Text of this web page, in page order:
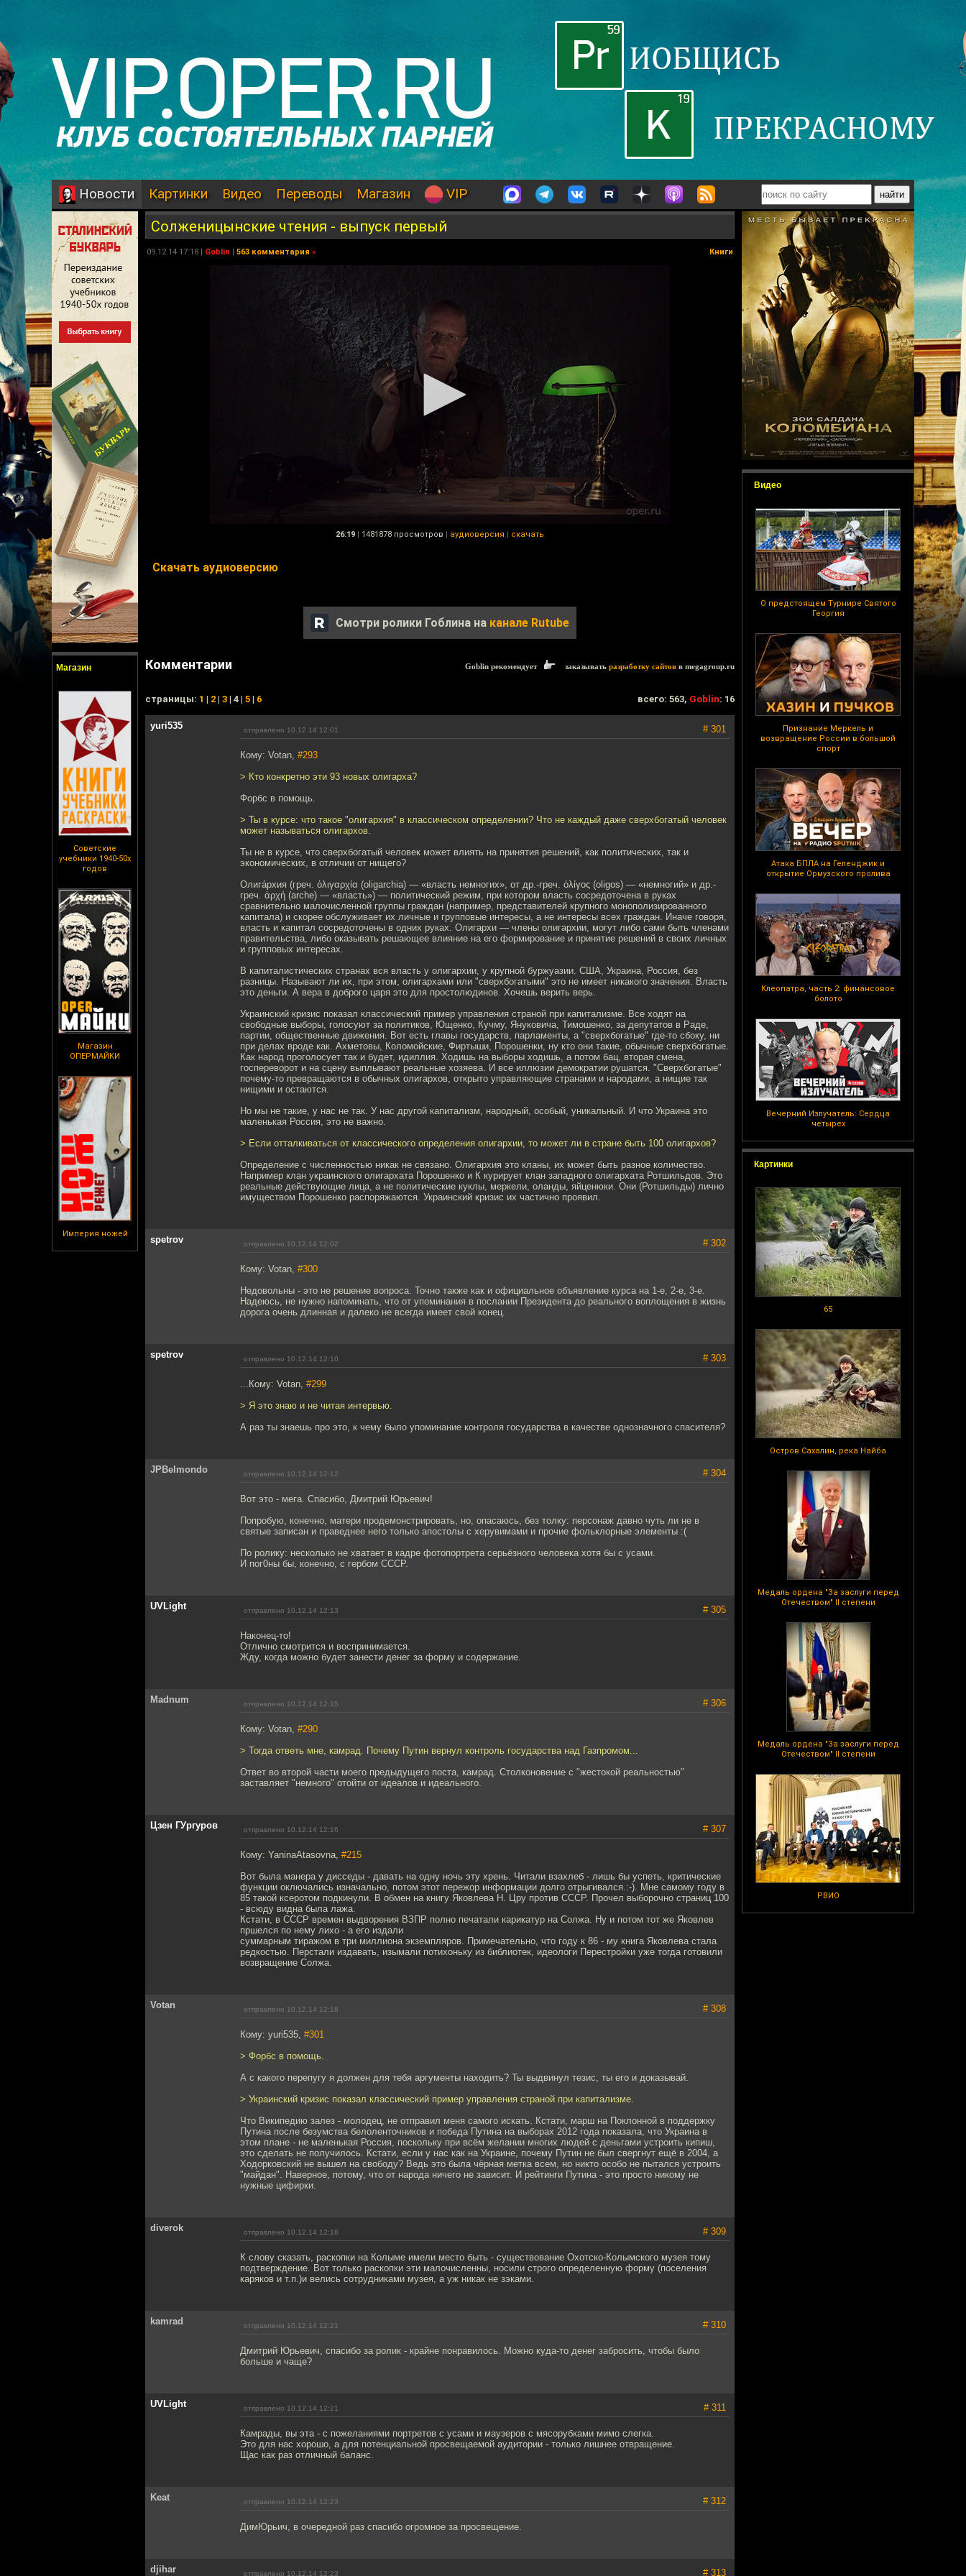
Новости Картинки Видео Переводы Магазин VIP
Магазин
Советские
учебники 1940-50х
годов
Магазин
ОПЕРМАЙКИ
Империя ножей
Видео
О предстоящем Турнире Святого
Георгия
Признание Меркель и
возвращение России в большой
спорт
Атака БПЛА на Геленджик и
открытие Ормузского пролива
Клеопатра, часть 2: финансовое
болото
Вечерний Излучатель: Сердца
четырех
Картинки
65
Остров Сахалин, река Найба
Медаль ордена "За заслуги перед
Отечеством" II степени
Медаль ордена "За заслуги перед
Отечеством" II степени
РВИО
Солженицынские чтения - выпуск первый
09.12.14 17:18 | Goblin | 563 комментария » Книги
26:19 | 1481878 просмотров | аудиоверсия | скачать
Скачать аудиоверсию
Смотри ролики Гоблина на канале Rutube
Комментарии Goblin рекомендует заказывать разработку сайтов в megagroup.ru
cтраницы: 1 | 2 | 3 | 4 | 5 | 6 всего: 563, Goblin: 16
yuri535 отправлено 10.12.14 12:01 # 301
Кому: Votan, #293
> Кто конкретно эти 93 новых олигарха?
Форбс в помощь.
> Ты в курсе: что такое "олигархия" в классическом определении? Что не каждый даже сверхбогатый человек
может называться олигархов.
Ты не в курсе, что сверхбогатый человек может влиять на принятия решений, как политических, так и
экономических, в отличии от нищего?
Олига́рхия (греч. ὀλιγαρχία (oligarchia) — «власть немногих», от др.-греч. ὀλίγος (oligos) — «немногий» и др.-
греч. ἀρχή (arche) — «власть») — политический режим, при котором власть сосредоточена в руках
сравнительно малочисленной группы граждан (например, представителей крупного монополизированного
капитала) и скорее обслуживает их личные и групповые интересы, а не интересы всех граждан. Иначе говоря,
власть и капитал сосредоточены в одних руках. Олигархи — члены олигархии, могут либо сами быть членами
правительства, либо оказывать решающее влияние на его формирование и принятие решений в своих личных
и групповых интересах.
В капиталистических странах вся власть у олигархии, у крупной буржуазии. США, Украина, Россия, без
разницы. Называют ли их, при этом, олигархами или "сверхбогатыми" это не имеет никакого значения. Власть
это деньги. А вера в доброго царя это для простолюдинов. Хочешь верить верь.
Украинский кризис показал классический пример управления страной при капитализме. Все ходят на
свободные выборы, голосуют за политиков, Ющенко, Кучму, Януковича, Тимошенко, за депутатов в Раде,
партии, общественные движения. Вот есть главы государств, парламенты, а "сверхбогатые" где-то сбоку, ни
при делах вроде как. Ахметовы, Коломойские, Фиртыши, Порошенки, ну кто они такие, обычные сверхбогатые.
Как народ проголосует так и будет, идиллия. Ходишь на выборы ходишь, а потом бац, вторая смена,
госпереворот и на сцену выплывают реальные хозяева. И все иллюзии демократии рушатся. "Сверхбогатые"
почему-то превращаются в обычных олигархов, открыто управляющие странами и народами, а нищие так
нищими и остаются.
Но мы не такие, у нас не так. У нас другой капитализм, народный, особый, уникальный. И что Украина это
маленькая Россия, это не важно.
> Если отталкиваться от классического определения олигархии, то может ли в стране быть 100 олигархов?
Определение с численностью никак не связано. Олигархия это кланы, их может быть разное количество.
Например клан украинского олигархата Порошенко и К курирует клан западного олигархата Ротшильдов. Это
реальные действующие лица, а не политические куклы, меркели, оланды, яйценюки. Они (Ротшильды) лично
имуществом Порошенко распоряжаются. Украинский кризис их частично проявил.
spetrov отправлено 10.12.14 12:02 # 302
Кому: Votan, #300
Недовольны - это не решение вопроса. Точно также как и официальное объявление курса на 1-е, 2-е, 3-е.
Надеюсь, не нужно напоминать, что от упоминания в послании Президента до реального воплощения в жизнь
дорога очень длинная и далеко не всегда имеет свой конец.
spetrov отправлено 10.12.14 12:10 # 303
...Кому: Votan, #299
> Я это знаю и не читая интервью.
А раз ты знаешь про это, к чему было упоминание контроля государства в качестве однозначного спасителя?
JPBelmondo отправлено 10.12.14 12:12 # 304
Вот это - мега. Спасибо, Дмитрий Юрьевич!
Попробую, конечно, матери продемонстрировать, но, опасаюсь, без толку: персонаж давно чуть ли не в
святые записан и праведнее него только апостолы с херувимами и прочие фольклорные элементы :(
По ролику: несколько не хватает в кадре фотопортрета серьёзного человека хотя бы с усами.
И пог0ны бы, конечно, с гербом СССР.
UVLight отправлено 10.12.14 12:13 # 305
Наконец-то!
Отлично смотрится и воспринимается.
Жду, когда можно будет занести денег за форму и содержание.
Madnum отправлено 10.12.14 12:15 # 306
Кому: Votan, #290
> Тогда ответь мне, камрад. Почему Путин вернул контроль государства над Газпромом...
Ответ во второй части моего предыдущего поста, камрад. Столконовение с "жестокой реальностью"
заставляет "немного" отойти от идеалов и идеального.
Цзен ГУргуров отправлено 10.12.14 12:16 # 307
Кому: YaninaAtasovna, #215
Вот была манера у дисседы - давать на одну ночь эту хрень. Читали взахлеб - лишь бы успеть, критические
функции оключались изначально, потом этот пережор информации долго отрыгивался.:-). Мне самому году в
85 такой ксеротом подкинули. В обмен на книгу Яковлева Н. Цру против СССР. Прочел выборочно страниц 100
- всюду видна была лажа.
Кстати, в СССР времен выдворения ВЗПР полно печатали карикатур на Солжа. Ну и потом тот же Яковлев
пршелся по нему лихо - а его издали
суммарным тиражом в три миллиона экземпляров. Примечательно, что году к 86 - му книга Яковлева стала
редкостью. Перстали издавать, изымали потихоньку из библиотек, идеологи Перестройки уже тогда готовили
возвращение Солжа.
Votan отправлено 10.12.14 12:18 # 308
Кому: yuri535, #301
> Форбс в помощь.
А с какого перепугу я должен для тебя аргументы находить? Ты выдвинул тезис, ты его и доказывай.
> Украинский кризис показал классический пример управления страной при капитализме.
Что Википедию залез - молодец, не отправил меня самого искать. Кстати, марш на Поклонной в поддержку
Путина после безумства белоленточников и победа Путина на выборах 2012 года показала, что Украина в
этом плане - не маленькая Россия, поскольку при всём желании многих людей с деньгами устроить кипиш,
это сделать не получилось. Кстати, если у нас как на Украине, почему Путин не был свергнут ещё в 2004, а
Ходорковский не вышел на свободу? Ведь это была чёрная метка всем, но никто особо не пытался устроить
"майдан". Наверное, потому, что от народа ничего не зависит. И рейтинги Путина - это просто никому не
нужные цифирки.
diverok отправлено 10.12.14 12:18 # 309
К слову сказать, раскопки на Колыме имели место быть - существование Охотско-Колымского музея тому
подтверждение. Вот только раскопки эти малочисленны, носили строго определенную форму (поселения
каряков и т.п.)и велись сотрудниками музея, а уж никак не зэками.
kamrad отправлено 10.12.14 12:21 # 310
Дмитрий Юрьевич, спасибо за ролик - крайне понравилось. Можно куда-то денег забросить, чтобы было
больше и чаще?
UVLight отправлено 10.12.14 12:21 # 311
Камрады, вы эта - с пожеланиями портретов с усами и маузеров с мясорубками мимо слегка.
Это для нас хорошо, а для потенциальной просвещаемой аудитории - только лишнее отвращение.
Щас как раз отличный баланс.
Keat отправлено 10.12.14 12:23 # 312
ДимЮрьич, в очередной раз спасибо огромное за просвещение.
djihar отправлено 10.12.14 12:23 # 313